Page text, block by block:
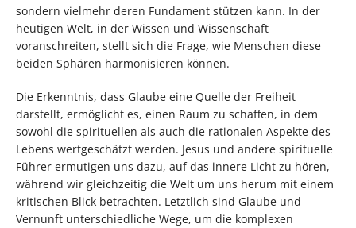
sondern vielmehr deren Fundament stützen kann. In der
heutigen Welt, in der Wissen und Wissenschaft
voranschreiten, stellt sich die Frage, wie Menschen diese
beiden Sphären harmonisieren können.
Die Erkenntnis, dass Glaube eine Quelle der Freiheit
darstellt, ermöglicht es, einen Raum zu schaffen, in dem
sowohl die spirituellen als auch die rationalen Aspekte des
Lebens wertgeschätzt werden. Jesus und andere spirituelle
Führer ermutigen uns dazu, auf das innere Licht zu hören,
während wir gleichzeitig die Welt um uns herum mit einem
kritischen Blick betrachten. Letztlich sind Glaube und
Vernunft unterschiedliche Wege, um die komplexen